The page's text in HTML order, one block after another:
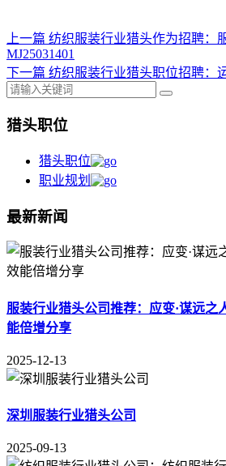
上一篇 纺织服装行业猎头作为招聘：
MJ25031401
下一篇 纺织服装行业猎头职位招聘：
猎头职位
猎头职位
职业规划
最新新闻
服装行业猎头公司推荐：应变·谋远之
能倍增分享
2025-12-13
深圳服装行业猎头公司
2025-09-13